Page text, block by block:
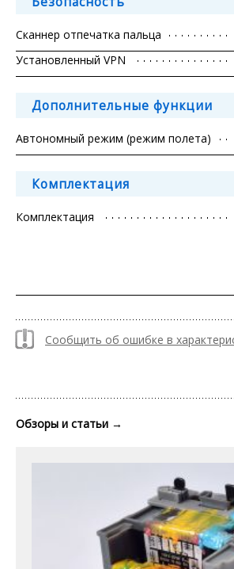
Сканнер отпечатка пальца
Установленный VPN
Дополнительные функции
Автономный режим (режим полета)
Комплектация
Комплектация
Сообщить об ошибке в
Обзоры и статьи →